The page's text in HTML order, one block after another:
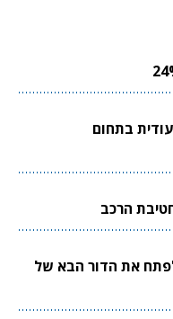
בתחום
הרכב
את הדור הבא של